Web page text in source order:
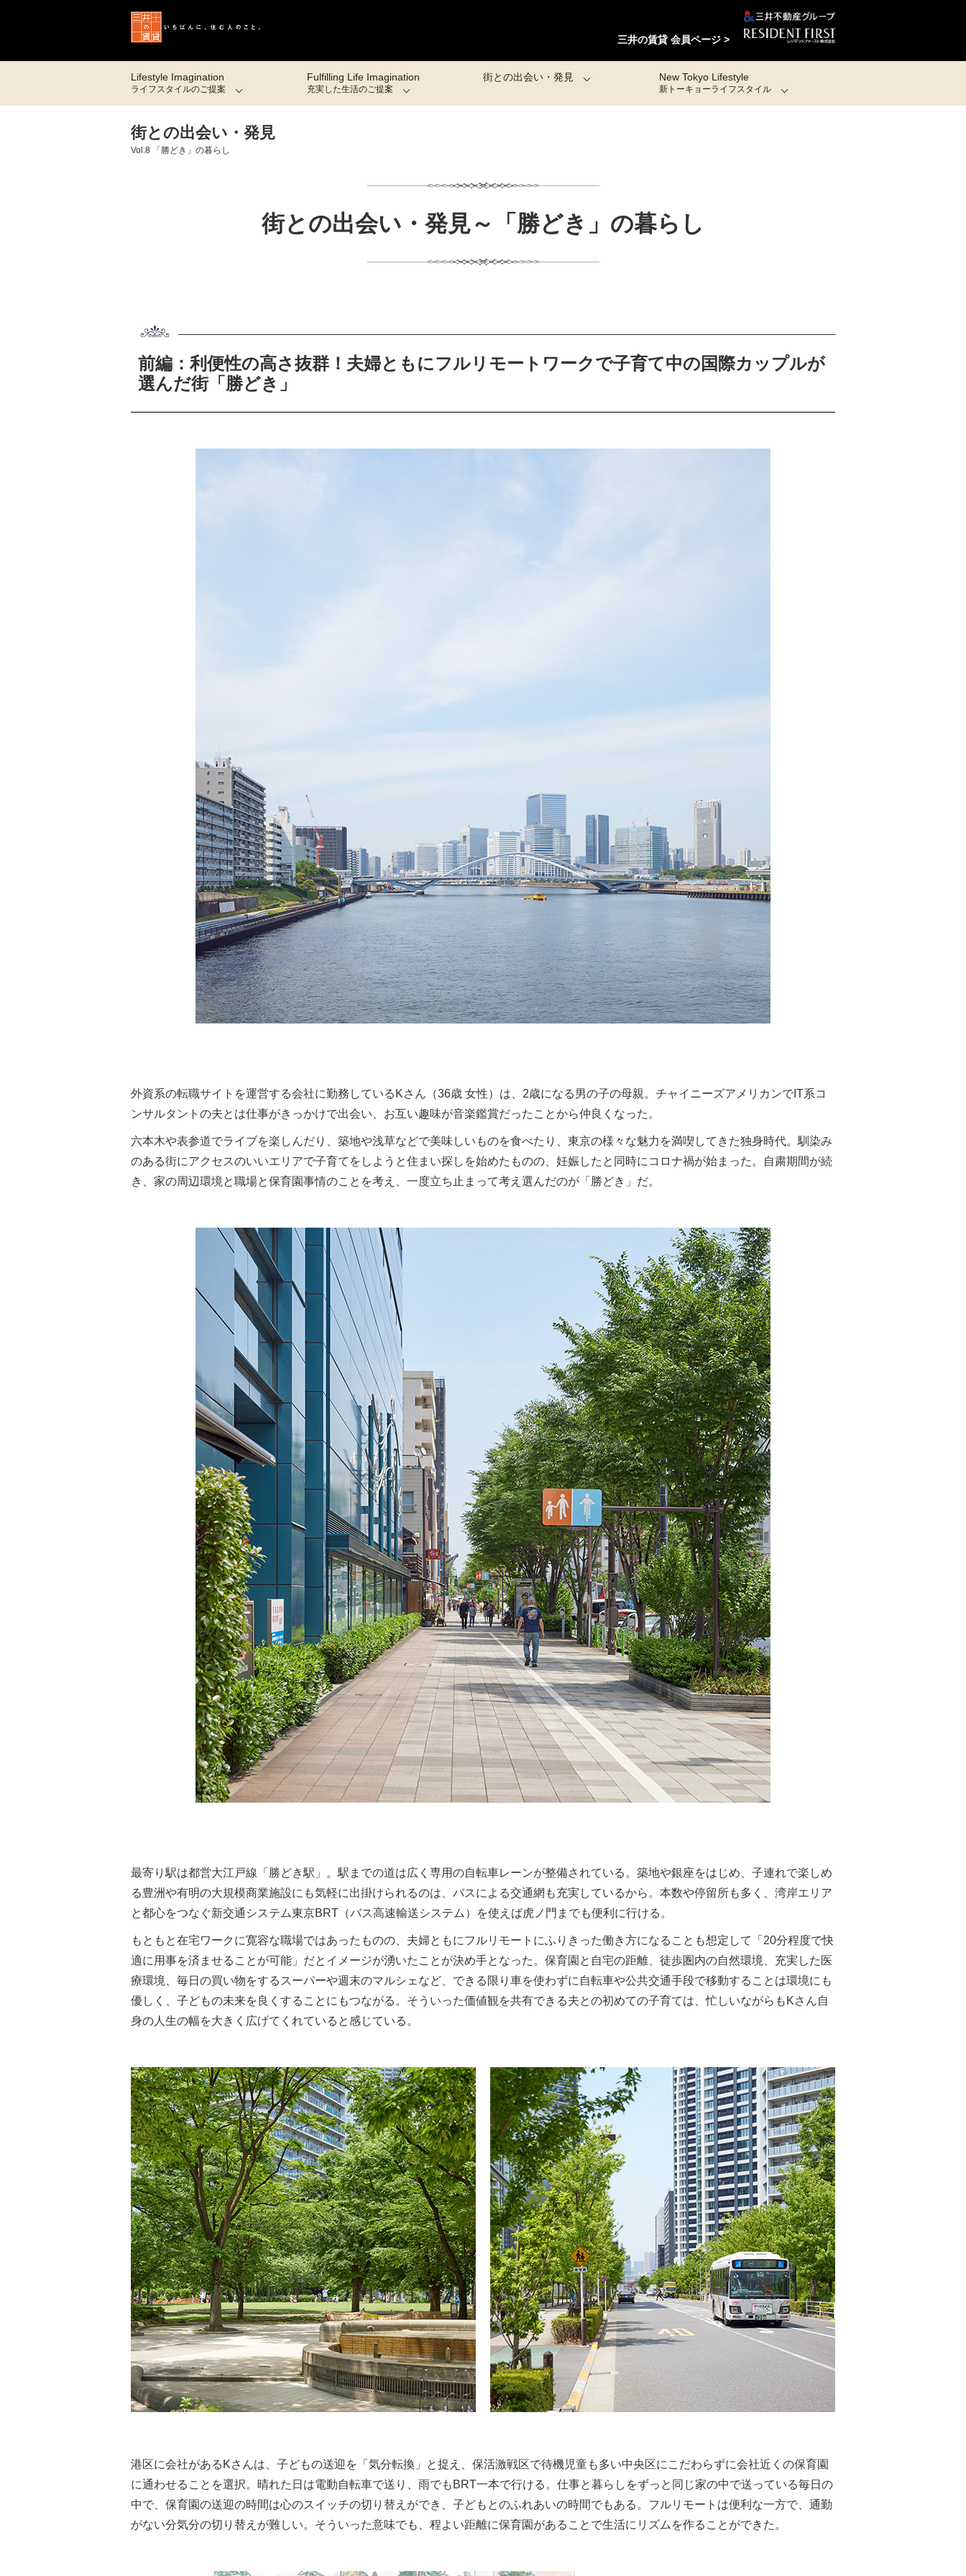
三井の賃貸 会員ページ >
Lifestyle Imagination
ライフスタイルのご提案
Fulfilling Life Imagination
充実した生活のご提案
街との出会い・発見 New Tokyo Lifestyle
新トーキョーライフスタイル
街との出会い・発見
Vol.8 「勝どき」の暮らし
街との出会い・発見～「勝どき」の暮らし
前編：利便性の高さ抜群！夫婦ともにフルリモートワークで子育て中の国際カップルが
選んだ街「勝どき」
外資系の転職サイトを運営する会社に勤務しているKさん（36歳 女性）は、2歳になる男の子の母親。チャイニーズアメリカンでIT系コ
ンサルタントの夫とは仕事がきっかけで出会い、お互い趣味が音楽鑑賞だったことから仲良くなった。
六本木や表参道でライブを楽しんだり、築地や浅草などで美味しいものを食べたり、東京の様々な魅力を満喫してきた独身時代。馴染み
のある街にアクセスのいいエリアで子育てをしようと住まい探しを始めたものの、妊娠したと同時にコロナ禍が始まった。自粛期間が続
き、家の周辺環境と職場と保育園事情のことを考え、一度立ち止まって考え選んだのが「勝どき」だ。
最寄り駅は都営大江戸線「勝どき駅」。駅までの道は広く専用の自転車レーンが整備されている。築地や銀座をはじめ、子連れで楽しめ
る豊洲や有明の大規模商業施設にも気軽に出掛けられるのは、バスによる交通網も充実しているから。本数や停留所も多く、湾岸エリア
と都心をつなぐ新交通システム東京BRT（バス高速輸送システム）を使えば虎ノ門までも便利に行ける。
もともと在宅ワークに寛容な職場ではあったものの、夫婦ともにフルリモートにふりきった働き方になることも想定して「20分程度で快
適に用事を済ませることが可能」だとイメージが湧いたことが決め手となった。保育園と自宅の距離、徒歩圏内の自然環境、充実した医
療環境、毎日の買い物をするスーパーや週末のマルシェなど、できる限り車を使わずに自転車や公共交通手段で移動することは環境にも
優しく、子どもの未来を良くすることにもつながる。そういった価値観を共有できる夫との初めての子育ては、忙しいながらもKさん自
身の人生の幅を大きく広げてくれていると感じている。
港区に会社があるKさんは、子どもの送迎を「気分転換」と捉え、保活激戦区で待機児童も多い中央区にこだわらずに会社近くの保育園
に通わせることを選択。晴れた日は電動自転車で送り、雨でもBRT一本で行ける。仕事と暮らしをずっと同じ家の中で送っている毎日の
中で、保育園の送迎の時間は心のスイッチの切り替えができ、子どもとのふれあいの時間でもある。フルリモートは便利な一方で、通勤
がない分気分の切り替えが難しい。そういった意味でも、程よい距離に保育園があることで生活にリズムを作ることができた。